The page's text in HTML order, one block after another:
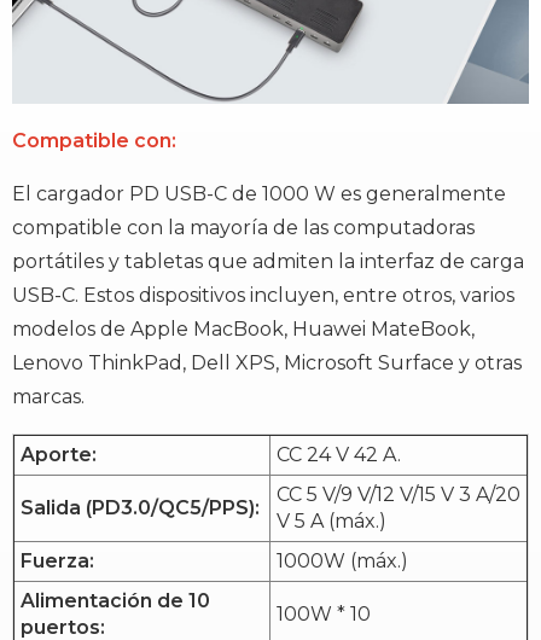
Compatible con:
El cargador PD USB-C de 1000 W es generalmente
compatible con la mayoría de las computadoras
portátiles y tabletas que admiten la interfaz de carga
USB-C. Estos dispositivos incluyen, entre otros, varios
modelos de Apple MacBook, Huawei MateBook,
Lenovo ThinkPad, Dell XPS, Microsoft Surface y otras
marcas.
Aporte: CC 24 V 42 A.
Salida (PD3.0/QC5/PPS):
CC 5 V/9 V/12 V/15 V 3 A/20
V 5 A (máx.)
Fuerza:
1000W (máx.)
Alimentación de 10
puertos:
100W * 10